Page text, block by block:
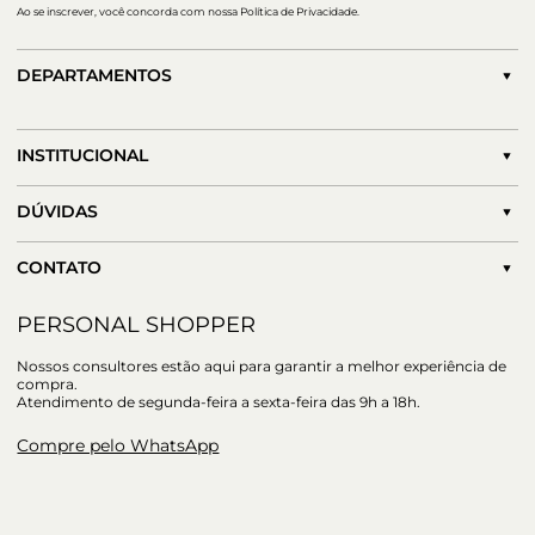
Ao se inscrever, você concorda com nossa Política de Privacidade.
DEPARTAMENTOS
INSTITUCIONAL
DÚVIDAS
CONTATO
PERSONAL SHOPPER
Nossos consultores estão aqui para garantir a melhor experiência de
compra.
Atendimento de segunda-feira a sexta-feira das 9h a 18h.
Compre pelo WhatsApp